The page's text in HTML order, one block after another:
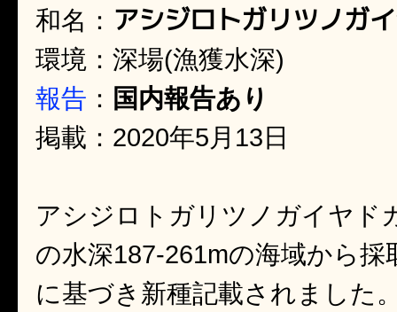
和名： アシジロトガリツノガ
環境：深場(漁獲水深)
報告 ： 国内報告あり
掲載：2020年5月13日
アシジロトガリツノガイヤド
の水深187-261mの海域から
に基づき新種記載されました